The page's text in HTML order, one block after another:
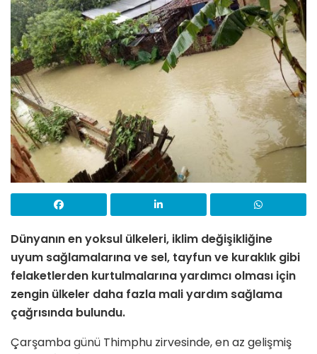
Dünyanın en yoksul ülkeleri, iklim değişikliğine
uyum sağlamalarına ve sel, tayfun ve kuraklık gibi
felaketlerden kurtulmalarına yardımcı olması için
zengin ülkeler daha fazla mali yardım sağlama
çağrısında bulundu.
Çarşamba günü Thimphu zirvesinde, en az gelişmiş